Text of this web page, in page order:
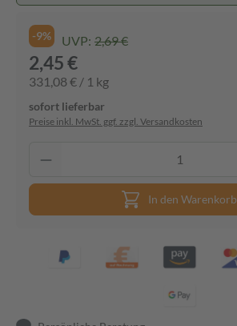
-9% UVP: 2,69 €
2,45 €
331,08 € / 1 kg
sofort lieferbar
Preise inkl. MwSt. ggf. zzgl. Versandkosten
In den Warenkorb